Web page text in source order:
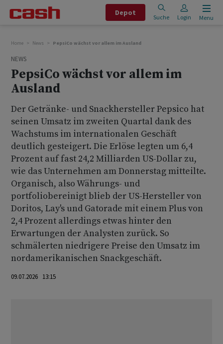
Depot
Suche Login Menu
Home News PepsiCo wächst vor allem im Ausland
NEWS
PepsiCo wächst vor allem im
Ausland
Der Getränke- und Snackhersteller Pepsico hat
seinen Umsatz im zweiten Quartal dank des
Wachstums im internationalen Geschäft
deutlich gesteigert. Die Erlöse legten um 6,4
Prozent auf fast 24,2 Milliarden US-Dollar zu,
wie das Unternehmen am Donnerstag mitteilte.
Organisch, also Währungs- und
portfoliobereinigt blieb der US-Hersteller von
Doritos, Lay's und Gatorade mit einem Plus von
2,4 Prozent allerdings etwas hinter den
Erwartungen der Analysten zurück. So
schmälerten niedrigere Preise den Umsatz im
nordamerikanischen Snackgeschäft.
09.07.2026 13:15